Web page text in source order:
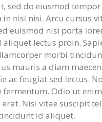
sed do eiusmod
nisl nisi. Arcu cursus
euismod nisi porta
lectus proin.
morbi
mauris a diam
ac feugiat sed lectus.
Odio ut
Nisi vitae suscipit
id aliquet.